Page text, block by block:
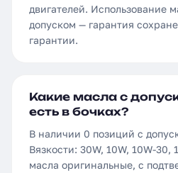
двигателей. Использование
допуском — гарантия
гарантии.
Какие масла с
есть в бочках?
В наличии 0 позиций с
Вязкости: 30W, 10W, 10W-30,
масла оригинальные, с